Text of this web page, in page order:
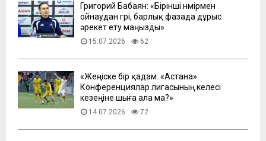
Григорий Бабаян: «Бірінші нөмірмен
ойнаудан гөрі, барлық фазада дұрыс
әрекет ету маңызды»
15.07.2026 62
«Жеңіске бір қадам: «Астана»
Конференциялар лигасының келесі
кезеңіне шыға ала ма?»
14.07.2026 72